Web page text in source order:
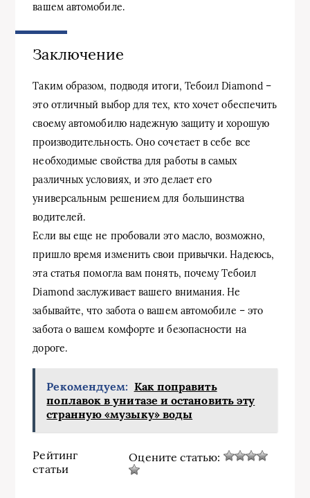
вашем автомобиле.
Заключение
Таким образом, подводя итоги, Тебоил Diamond –
это отличный выбор для тех, кто хочет обеспечить
своему автомобилю надежную защиту и хорошую
производительность. Оно сочетает в себе все
необходимые свойства для работы в самых
различных условиях, и это делает его
универсальным решением для большинства
водителей.
Если вы еще не пробовали это масло, возможно,
пришло время изменить свои привычки. Надеюсь,
эта статья помогла вам понять, почему Тебоил
Diamond заслуживает вашего внимания. Не
забывайте, что забота о вашем автомобиле – это
забота о вашем комфорте и безопасности на
дороге.
Рекомендуем: Как поправить
поплавок в унитазе и остановить эту
странную «музыку» воды
Рейтинг
статьи
Оцените статью: